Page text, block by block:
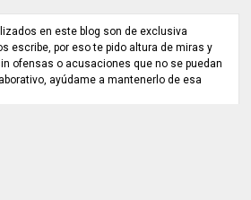
en este blog son de exclusiva
escribe, por eso te pido altura de miras y
ofensas o acusaciones que no se puedan
ayúdame a mantenerlo de esa